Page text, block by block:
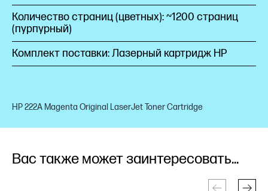
Количество страниц (цветных): ~1200 страниц
(пурпурный)
Комплект поставки: Лазерный картридж HP
HP 222A Magenta Original LaserJet Toner Cartridge
Вас также может заинтересовать...